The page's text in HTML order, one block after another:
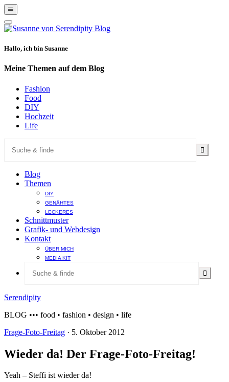
Show
Offscreen
Content
Hide
Offscreen
Hallo, ich bin Susanne
Meine Themen auf dem Blog
Fashion
Food
DIY
Hochzeit
Life
Blog
Themen
DIY
GENÄHTES
LECKERES
Schnittmuster
Grafik- und Webdesign
Kontakt
ÜBER MICH
MEDIA KIT
Serendipity
BLOG ••• food • fashion • design • life
Frage-Foto-Freitag · 5. Oktober 2012
Wieder da! Der Frage-Foto-Freitag!
Yeah – Steffi ist wieder da!